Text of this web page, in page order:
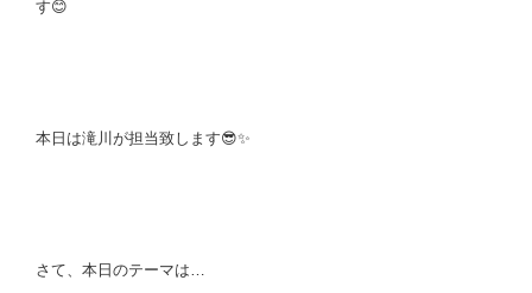
す😊
本日は滝川が担当致します😎✨
さて、本日のテーマは…